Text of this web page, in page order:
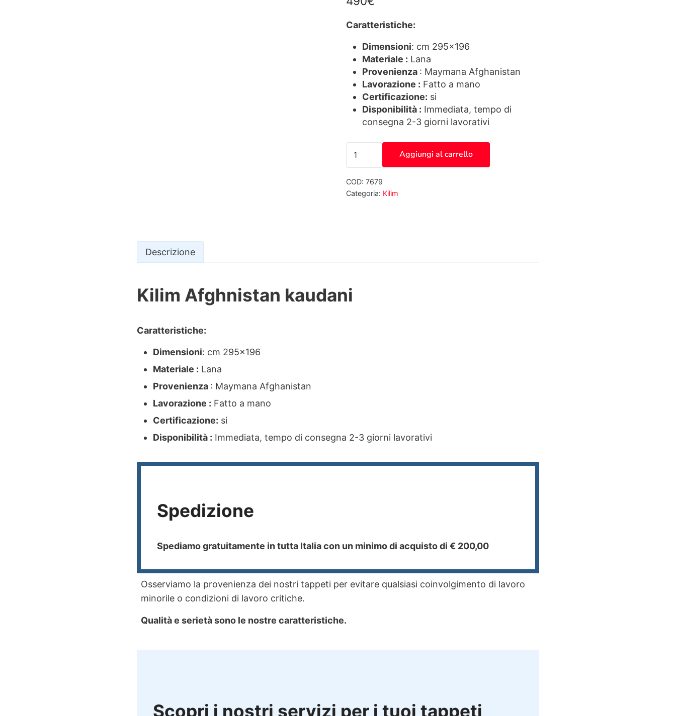
Caratteristiche:
Dimensioni: cm 295×196
Materiale : Lana
Provenienza : Maymana Afghanistan
Lavorazione : Fatto a mano
Certificazione: si
Disponibilità : Immediata, tempo di
consegna 2-3 giorni lavorativi
Kilim Afghnistan kaudani 7679 quantità
Aggiungi al carrello
COD: 7679
Categoria: Kilim
Descrizione
Descrizione
Kilim Afghnistan kaudani
Caratteristiche:
Dimensioni: cm 295×196
Materiale : Lana
Provenienza : Maymana Afghanistan
Lavorazione : Fatto a mano
Certificazione: si
Disponibilità : Immediata, tempo di consegna 2-3 giorni lavorativi
Spedizione
Spediamo gratuitamente in tutta Italia con un minimo di acquisto di € 200,00
Osserviamo la provenienza dei nostri tappeti per evitare qualsiasi coinvolgimento di lavoro
minorile o condizioni di lavoro critiche.
Qualità e serietà sono le nostre caratteristiche.
Scopri i nostri servizi per i tuoi tappeti